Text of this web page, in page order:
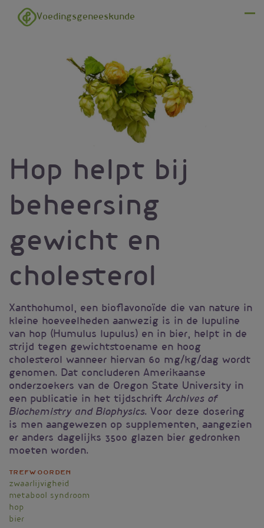
Overslaan en naar de inhoud gaan
Voedingsgeneeskunde
Hop helpt bij
beheersing
gewicht en
cholesterol
Xanthohumol, een bioflavonoïde die van nature in
kleine hoeveelheden aanwezig is in de lupuline
van hop (Humulus lupulus) en in bier, helpt in de
strijd tegen gewichtstoename en hoog
cholesterol wanneer hiervan 60 mg/kg/dag wordt
genomen. Dat concluderen Amerikaanse
onderzoekers van de Oregon State University in
een publicatie in het tijdschrift Archives of
Biochemistry and Biophysics. Voor deze dosering
is men aangewezen op supplementen, aangezien
er anders dagelijks 3500 glazen bier gedronken
moeten worden.
Trefwoorden
zwaarlijvigheid
metabool syndroom
hop
bier